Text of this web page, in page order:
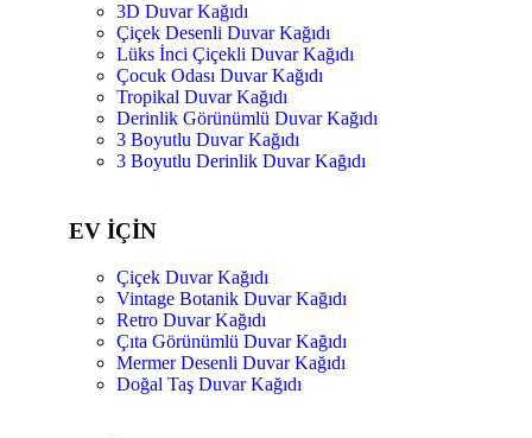
3D Duvar Kağıdı
Çiçek Desenli Duvar Kağıdı
Lüks İnci Çiçekli Duvar Kağıdı
Çocuk Odası Duvar Kağıdı
Tropikal Duvar Kağıdı
Derinlik Görünümlü Duvar Kağıdı
3 Boyutlu Duvar Kağıdı
3 Boyutlu Derinlik Duvar Kağıdı
EV İÇİN
Çiçek Duvar Kağıdı
Vintage Botanik Duvar Kağıdı
Retro Duvar Kağıdı
Çıta Görünümlü Duvar Kağıdı
Mermer Desenli Duvar Kağıdı
Doğal Taş Duvar Kağıdı